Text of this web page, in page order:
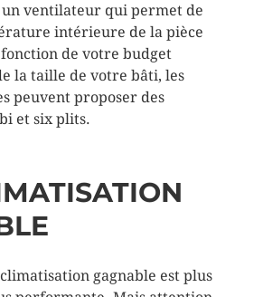
un ventilateur qui permet de
intérieure de la pièce
de votre budget
la taille de votre bâti, les
peuvent proposer des
et six plits.
gagnable est plus